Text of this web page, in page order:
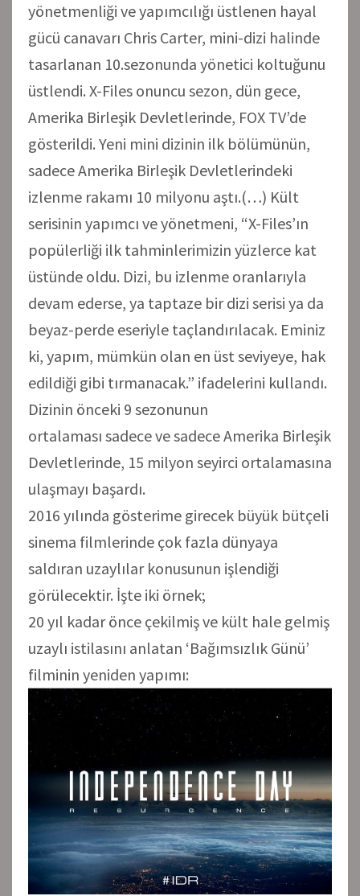
yönetmenliği ve yapımcılığı üstlenen hayal
gücü canavarı Chris Carter, mini-dizi halinde
tasarlanan 10.sezonunda yönetici koltuğunu
üstlendi. X-Files onuncu sezon, dün gece,
Amerika Birleşik Devletlerinde, FOX TV’de
gösterildi. Yeni mini dizinin ilk bölümünün,
sadece Amerika Birleşik Devletlerindeki
izlenme rakamı 10 milyonu aştı.(…) Kült
serisinin yapımcı ve yönetmeni, “X-Files’ın
popülerliği ilk tahminlerimizin yüzlerce kat
üstünde oldu. Dizi, bu izlenme oranlarıyla
devam ederse, ya taptaze bir dizi serisi ya da
beyaz-perde eseriyle taçlandırılacak. Eminiz
ki, yapım, mümkün olan en üst seviyeye, hak
edildiği gibi tırmanacak.” ifadelerini kullandı.
Dizinin önceki 9 sezonunun
ortalaması sadece ve sadece Amerika Birleşik
Devletlerinde, 15 milyon seyirci ortalamasına
ulaşmayı başardı.
2016 yılında gösterime girecek büyük bütçeli
sinema filmlerinde çok fazla dünyaya
saldıran uzaylılar konusunun işlendiği
görülecektir. İşte iki örnek;
20 yıl kadar önce çekilmiş ve kült hale gelmiş
uzaylı istilasını anlatan ‘Bağımsızlık Günü’
filminin yeniden yapımı: